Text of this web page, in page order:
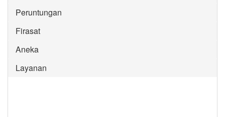
Peruntungan
Firasat
Aneka
Layanan